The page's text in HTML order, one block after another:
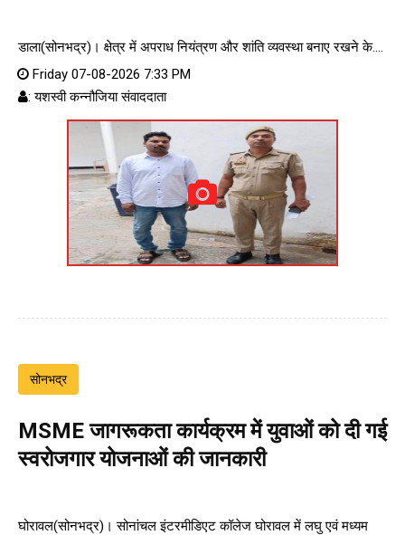
डाला(सोनभद्र)। क्षेत्र में अपराध नियंत्रण और शांति व्यवस्था बनाए रखने के....
Friday 07-08-2026 7:33 PM
: यशस्वी कन्नौजिया संवाददाता
सोनभद्र
MSME जागरूकता कार्यक्रम में युवाओं को दी गई
स्वरोजगार योजनाओं की जानकारी
घोरावल(सोनभद्र)। सोनांचल इंटरमीडिएट कॉलेज घोरावल में लघु एवं मध्यम